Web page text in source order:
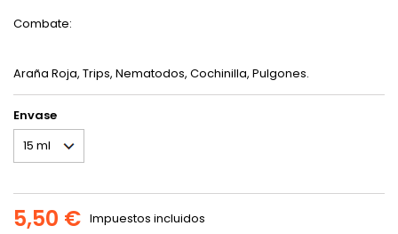
Combate:
Araña Roja, Trips, Nematodos, Cochinilla, Pulgones.
Envase
5,50 € Impuestos incluidos